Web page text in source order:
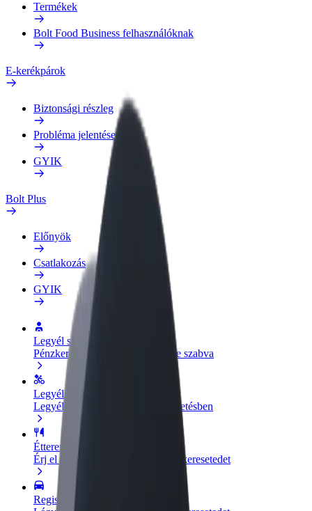
Termékek
Bolt Food Business felhasználóknak
E-kerékpárok
Biztonsági részleg
Probléma jelentése
GYIK
Bolt Plus
Előnyök
Csatlakozás
GYIK
Legyél sofőr
Pénzkereseti lehetőség igényeidre szabva
Legyél futár
Legyél futár és részesülj heti kifizetésben
Étterem vagy üzlet hozzáadása
Érj el több felhasználót és növeld keresetedet
Regisztrálj flottatulajdonosként